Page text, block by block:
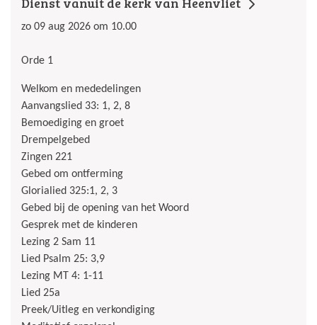
zo 09 aug 2026 om 10.00
Orde 1
Welkom en mededelingen
Aanvangslied 33: 1, 2, 8
Bemoediging en groet
Drempelgebed
Zingen 221
Gebed om ontferming
Glorialied 325:1, 2, 3
Gebed bij de opening van het Woord
Gesprek met de kinderen
Lezing 2 Sam 11
Lied Psalm 25: 3,9
Lezing MT 4: 1-11
Lied 25a
Preek/Uitleg en verkondiging